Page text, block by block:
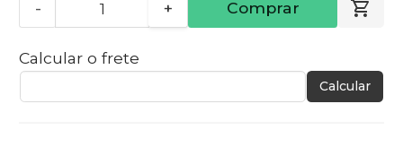
- + Comprar
Calcular o frete
Calcular